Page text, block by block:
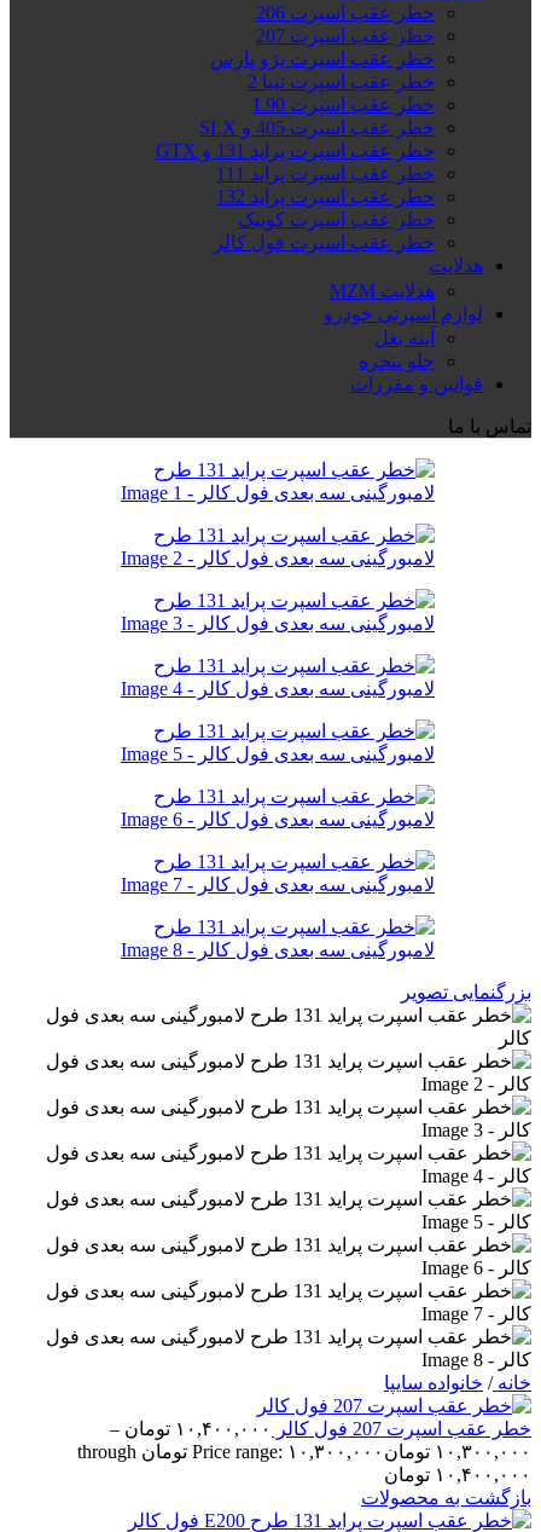
خطر عقب اسپرت 206
خطر عقب اسپرت 207
خطر عقب اسپرت پژو پارس
خطر عقب اسپرت تیبا 2
خطر عقب اسپرت L90
خطر عقب اسپرت 405 و SLX
خطر عقب اسپرت پراید 131 و GTX
خطر عقب اسپرت پراید 111
خطر عقب اسپرت پراید 132
خطر عقب اسپرت کوییک
خطر عقب اسپرت فول کالر
هدلایت
هدلایت MZM
لوازم اسپرتی خودرو
آینه بغل
جلو پنجره
قوانین و مقررات
تماس با ما
بزرگنمایی تصویر
خانه/ خانواده سایپا
خطر عقب اسپرت 207 فول کالر ۱۰,۴۰۰,۰۰۰ تومان –
۱۰,۳۰۰,۰۰۰ تومان
Price range: ۱۰,۳۰۰,۰۰۰ تومان through
۱۰,۴۰۰,۰۰۰ تومان
بازگشت به محصولات